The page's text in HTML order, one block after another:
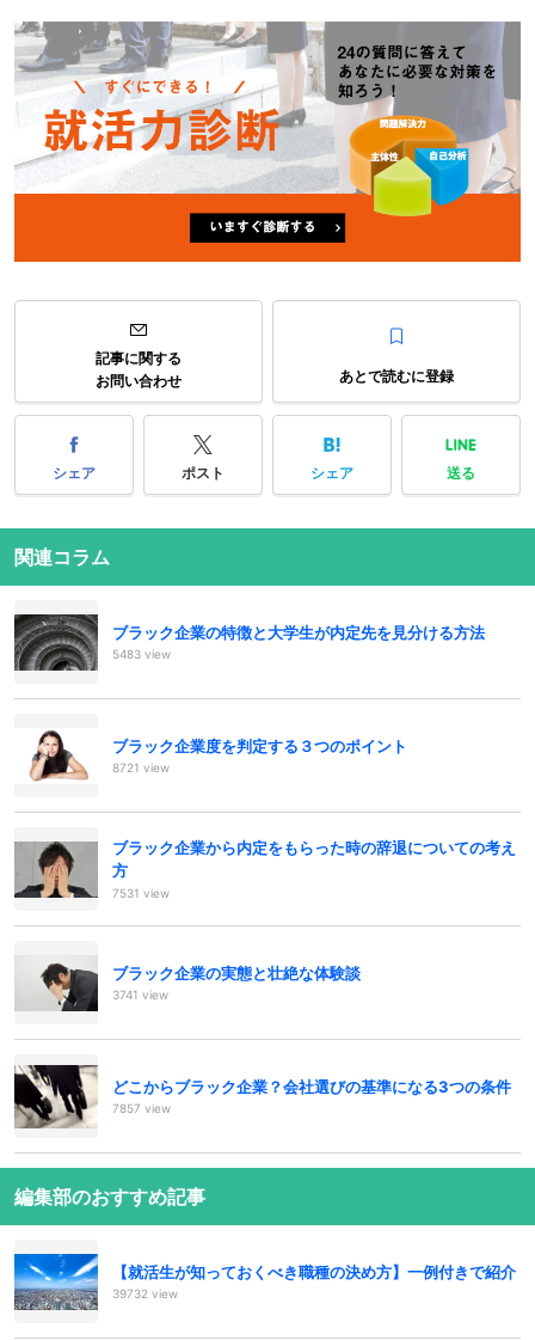
記事に関する
お問い合わせ
あとで読むに登録
シェア ポスト シェア 送る
関連コラム
ブラック企業の特徴と大学生が内定先を見分ける方法
5483 view
ブラック企業度を判定する３つのポイント
8721 view
ブラック企業から内定をもらった時の辞退についての考え
方
7531 view
ブラック企業の実態と壮絶な体験談
3741 view
どこからブラック企業？会社選びの基準になる3つの条件
7857 view
編集部のおすすめ記事
【就活生が知っておくべき職種の決め方】一例付きで紹介
39732 view